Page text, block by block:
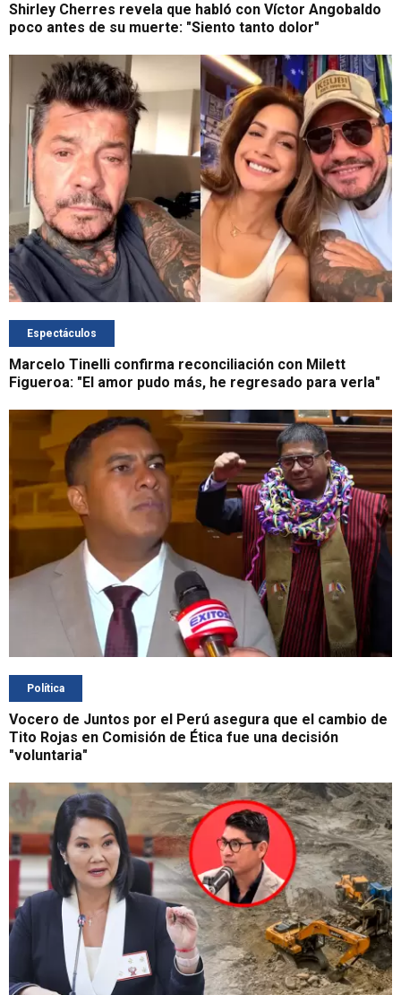
Shirley Cherres revela que habló con Víctor Angobaldo
poco antes de su muerte: "Siento tanto dolor"
Espectáculos
Marcelo Tinelli confirma reconciliación con Milett
Figueroa: "El amor pudo más, he regresado para verla"
Política
Vocero de Juntos por el Perú asegura que el cambio de
Tito Rojas en Comisión de Ética fue una decisión
"voluntaria"